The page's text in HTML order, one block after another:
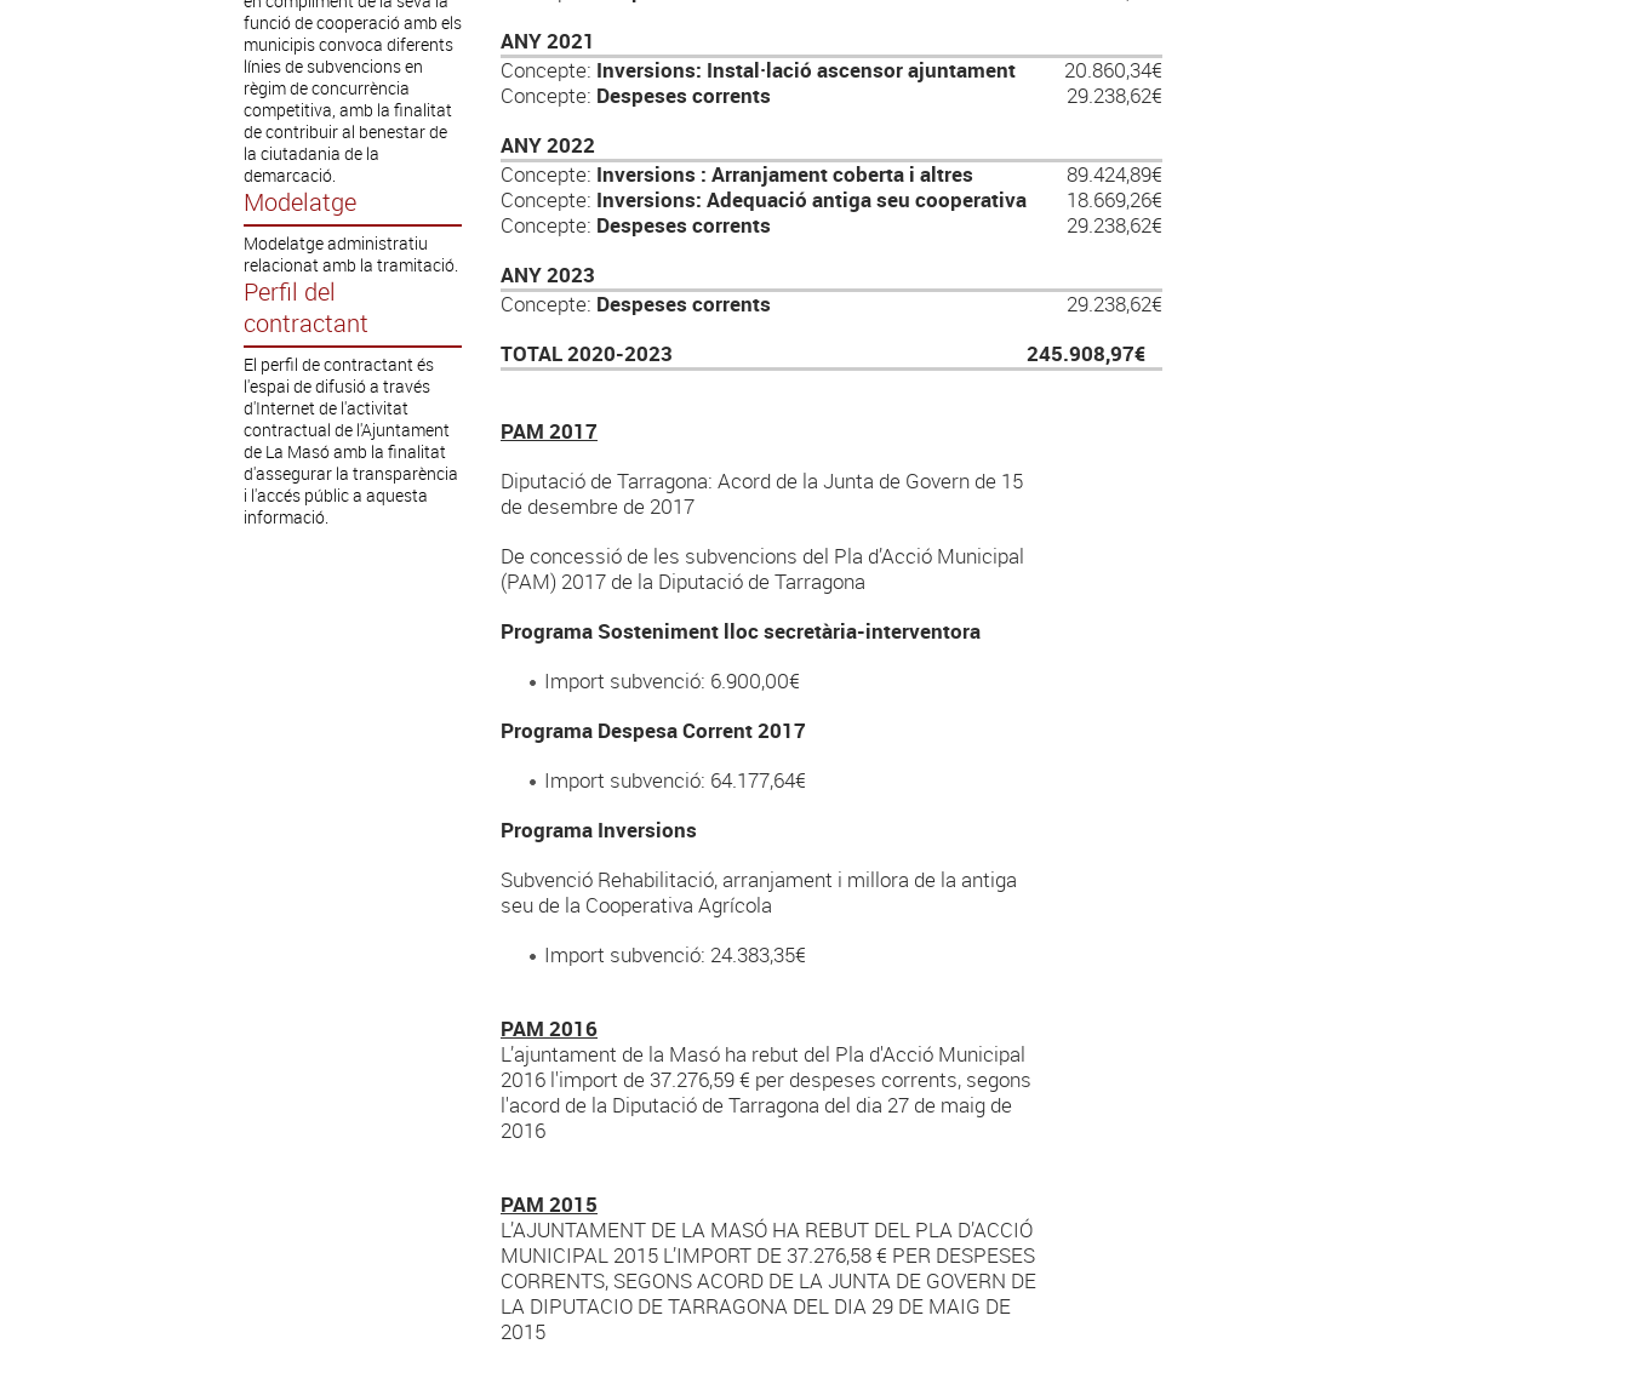
funció de cooperació amb els
municipis convoca diferents
línies de subvencions en
règim de concurrència
competitiva, amb la finalitat
de contribuir al benestar de
la ciutadania de la
demarcació.
Modelatge
Modelatge administratiu
relacionat amb la tramitació.
Perfil del
contractant
El perfil de contractant és
l'espai de difusió a través
d'Internet de l'activitat
contractual de l'Ajuntament
de La Masó amb la finalitat
d'assegurar la transparència
i l'accés públic a aquesta
informació.
ANY 2021
Concepte: Inversions: Instal·lació ascensor ajuntament
20.860,34€
Concepte: Despeses corrents
29.238,62€
ANY 2022
Concepte: Inversions : Arranjament coberta i altres
89.424,89€
Concepte: Inversions: Adequació antiga seu cooperativa
18.669,26€
Concepte: Despeses corrents
29.238,62€
ANY 2023
Concepte: Despeses corrents
29.238,62€
TOTAL 2020-2023
245.908,97€
PAM 2017
Diputació de Tarragona: Acord de la Junta de Govern de 15
de desembre de 2017
De concessió de les subvencions del Pla d’Acció Municipal
(PAM) 2017 de la Diputació de Tarragona
Programa Sosteniment lloc secretària-interventora
Import subvenció: 6.900,00€
Programa Despesa Corrent 2017
Import subvenció: 64.177,64€
Programa Inversions
Subvenció Rehabilitació, arranjament i millora de la antiga
seu de la Cooperativa Agrícola
Import subvenció: 24.383,35€
PAM 2016
L’ajuntament de la Masó ha rebut del Pla d'Acció Municipal
2016 l'import de 37.276,59 € per despeses corrents, segons
l'acord de la Diputació de Tarragona del dia 27 de maig de
2016
PAM 2015
L’AJUNTAMENT DE LA MASÓ HA REBUT DEL PLA D’ACCIÓ
MUNICIPAL 2015 L’IMPORT DE 37.276,58 € PER DESPESES
CORRENTS, SEGONS ACORD DE LA JUNTA DE GOVERN DE
LA DIPUTACIO DE TARRAGONA DEL DIA 29 DE MAIG DE
2015